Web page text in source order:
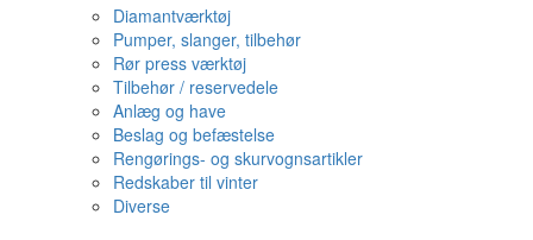
Diamantværktøj
Pumper, slanger, tilbehør
Rør press værktøj
Tilbehør / reservedele
Anlæg og have
Beslag og befæstelse
Rengørings- og skurvognsartikler
Redskaber til vinter
Diverse